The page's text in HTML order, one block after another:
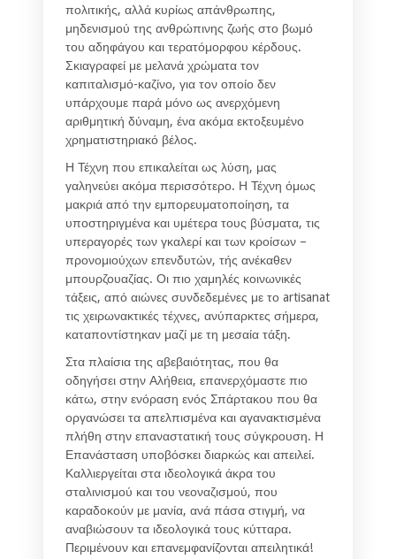
πολιτικής, αλλά κυρίως απάνθρωπης,
μηδενισμού της ανθρώπινης ζωής στο βωμό
του αδηφάγου και τερατόμορφου κέρδους.
Σκιαγραφεί με μελανά χρώματα τον
καπιταλισμό-καζίνο, για τον οποίο δεν
υπάρχουμε παρά μόνο ως ανερχόμενη
αριθμητική δύναμη, ένα ακόμα εκτοξευμένο
χρηματιστηριακό βέλος.
Η Τέχνη που επικαλείται ως λύση, μας
γαληνεύει ακόμα περισσότερο. Η Τέχνη όμως
μακριά από την εμπορευματοποίηση, τα
υποστηριγμένα και υμέτερα τους βύσματα, τις
υπεραγορές των γκαλερί και των κροίσων –
προνομιούχων επενδυτών, τής ανέκαθεν
μπουρζουαζίας. Οι πιο χαμηλές κοινωνικές
τάξεις, από αιώνες συνδεδεμένες με το artisanat
τις χειρωνακτικές τέχνες, ανύπαρκτες σήμερα,
καταποντίστηκαν μαζί με τη μεσαία τάξη.
Στα πλαίσια της αβεβαιότητας, που θα
οδηγήσει στην Αλήθεια, επανερχόμαστε πιο
κάτω, στην ενόραση ενός Σπάρτακου που θα
οργανώσει τα απελπισμένα και αγανακτισμένα
πλήθη στην επαναστατική τους σύγκρουση. Η
Επανάσταση υποβόσκει διαρκώς και απειλεί.
Καλλιεργείται στα ιδεολογικά άκρα του
σταλινισμού και του νεοναζισμού, που
καραδοκούν με μανία, ανά πάσα στιγμή, να
αναβιώσουν τα ιδεολογικά τους κύτταρα.
Περιμένουν και επανεμφανίζονται απειλητικά!